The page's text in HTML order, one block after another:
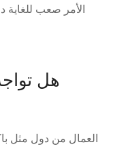
الأمر صعب للغاية
هل
العمال من دول مثل